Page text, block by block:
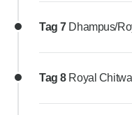
Tag 7 Dhampus/
Tag 8 Royal